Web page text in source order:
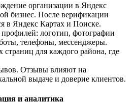
организации в Яндекс
бизнес. После верификации
в Яндекс Картах и Поиске.
логотип, фотографии
телефоны, мессенджеры.
страниц для каждого района, где
Отзывы влияют на
выдаче и доверие клиентов.
и аналитика